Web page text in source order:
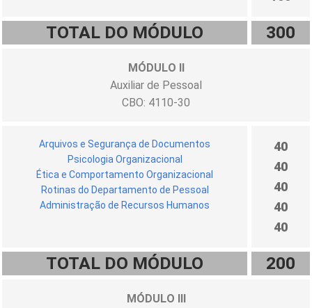
TOTAL DO MÓDULO 300
MÓDULO II
Auxiliar de Pessoal
CBO: 4110-30
Arquivos e Segurança de Documentos
Psicologia Organizacional
Ética e Comportamento Organizacional
Rotinas do Departamento de Pessoal
Administração de Recursos Humanos
40
40
40
40
40
TOTAL DO MÓDULO 200
MÓDULO III